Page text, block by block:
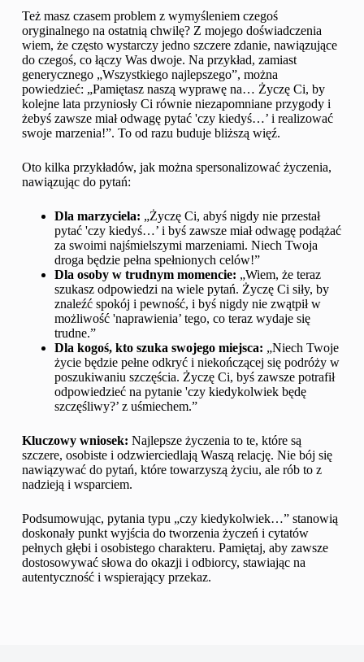
Też masz czasem problem z wymyśleniem czegoś
oryginalnego na ostatnią chwilę? Z mojego doświadczenia
wiem, że często wystarczy jedno szczere zdanie, nawiązujące
do czegoś, co łączy Was dwoje. Na przykład, zamiast
generycznego „Wszystkiego najlepszego”, można
powiedzieć: „Pamiętasz naszą wyprawę na… Życzę Ci, by
kolejne lata przyniosły Ci równie niezapomniane przygody i
żebyś zawsze miał odwagę pytać 'czy kiedyś…’ i realizować
swoje marzenia!”. To od razu buduje bliższą więź.
Oto kilka przykładów, jak można spersonalizować życzenia,
nawiązując do pytań:
Dla marzyciela: „Życzę Ci, abyś nigdy nie przestał
pytać 'czy kiedyś…’ i byś zawsze miał odwagę podążać
za swoimi najśmielszymi marzeniami. Niech Twoja
droga będzie pełna spełnionych celów!”
Dla osoby w trudnym momencie: „Wiem, że teraz
szukasz odpowiedzi na wiele pytań. Życzę Ci siły, by
znaleźć spokój i pewność, i byś nigdy nie zwątpił w
możliwość 'naprawienia’ tego, co teraz wydaje się
trudne.”
Dla kogoś, kto szuka swojego miejsca: „Niech Twoje
życie będzie pełne odkryć i niekończącej się podróży w
poszukiwaniu szczęścia. Życzę Ci, byś zawsze potrafił
odpowiedzieć na pytanie 'czy kiedykolwiek będę
szczęśliwy?’ z uśmiechem.”
Kluczowy wniosek: Najlepsze życzenia to te, które są
szczere, osobiste i odzwierciedlają Waszą relację. Nie bój się
nawiązywać do pytań, które towarzyszą życiu, ale rób to z
nadzieją i wsparciem.
Podsumowując, pytania typu „czy kiedykolwiek…” stanowią
doskonały punkt wyjścia do tworzenia życzeń i cytatów
pełnych głębi i osobistego charakteru. Pamiętaj, aby zawsze
dostosowywać słowa do okazji i odbiorcy, stawiając na
autentyczność i wspierający przekaz.